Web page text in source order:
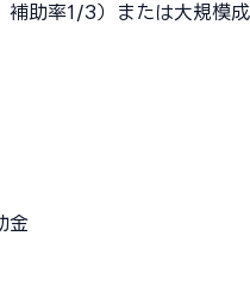
補助率1/3）または大規模
金